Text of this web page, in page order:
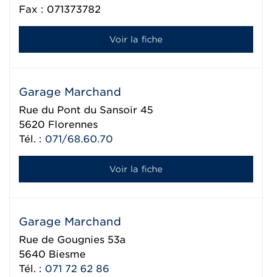
Fax : 071373782
Voir la fiche
Garage Marchand
Rue du Pont du Sansoir 45
5620 Florennes
Tél. : 071/68.60.70
Voir la fiche
Garage Marchand
Rue de Gougnies 53a
5640 Biesme
Tél. : 071 72 62 86